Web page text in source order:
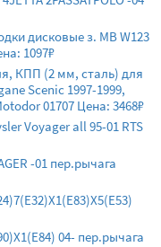
дисковые з. MB W123
1097₽
КПП (2 мм, сталь) для
Scenic 1997-1999,
01707 Цена: 3468₽
Voyager all 95-01 RTS
-01 пер.рычага
04- пер.рычага